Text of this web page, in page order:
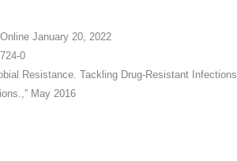
January 20, 2022
0
Resistance. Tackling Drug-Resistant Infections
May 2016